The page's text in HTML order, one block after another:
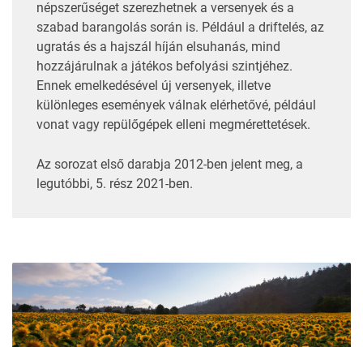
népszerűséget szerezhetnek a versenyek és a
szabad barangolás során is. Például a driftelés, az
ugratás és a hajszál híján elsuhanás, mind
hozzájárulnak a játékos befolyási szintjéhez.
Ennek emelkedésével új versenyek, illetve
különleges események válnak elérhetővé, például
vonat vagy repülőgépek elleni megmérettetések.
Az sorozat első darabja 2012-ben jelent meg, a
legutóbbi, 5. rész 2021-ben.